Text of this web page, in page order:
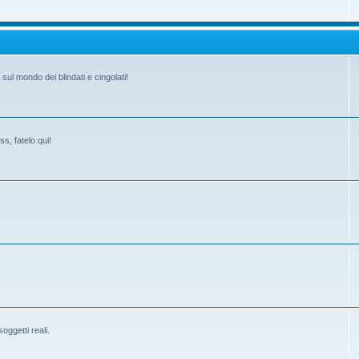
mondo dei blindati e cingolati!
fatelo qui!
reali.